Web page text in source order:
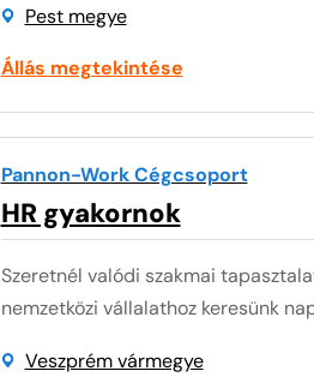
Pest megye
Állás megtekintése
Pannon-Work Cégcsoport
HR gyakornok
Szeretnél valódi szakmai
nemzetközi vállalathoz keresünk
Veszprém vármegye